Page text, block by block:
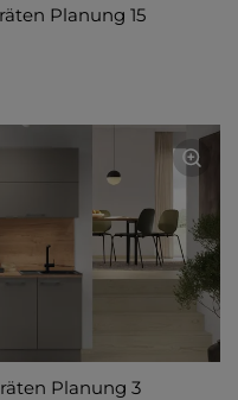
Planung 15
Planung 3